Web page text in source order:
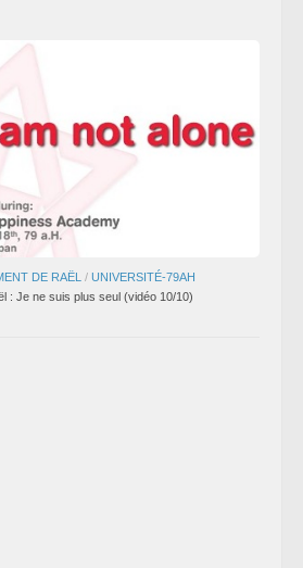
DE RAËL / UNIVERSITÉ-79AH
: Je ne suis plus seul (vidéo 10/10)